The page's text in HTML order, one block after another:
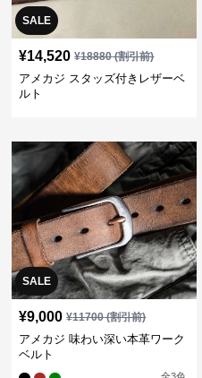
SALE
¥14,520 ¥18880(割引前)
アメカジ スタッズ付きレザーベ
ルト
SALE
¥9,000 ¥11700(割引前)
アメカジ 味わい深い本革ワーク
ベルト